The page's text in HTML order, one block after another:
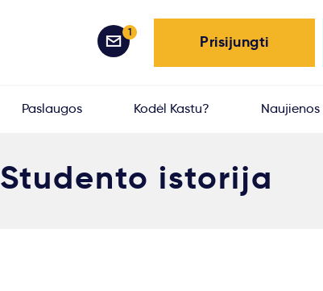
Prisijungti
1
Paslaugos Kodėl Kastu? Naujienos
Studento istorija